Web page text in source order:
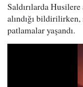
Saldırılarda
alındığı bildirilirken,
patlamalar yaşandı.